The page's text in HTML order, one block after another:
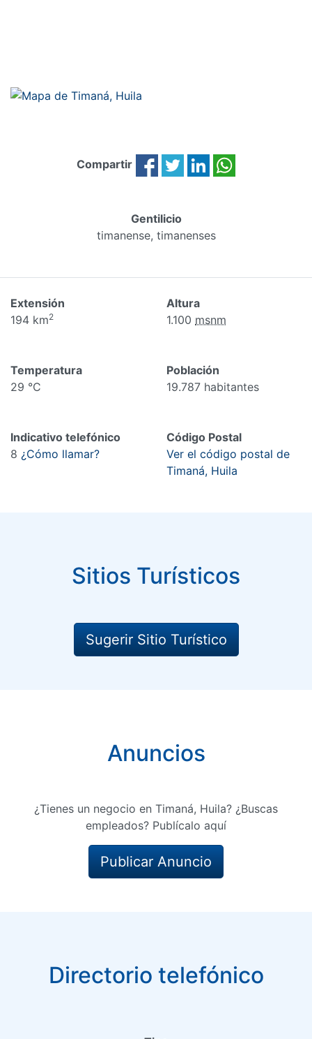
Compartir
Gentilicio
timanense, timanenses
Extensión
194 km2
Altura
1.100 msnm
Temperatura
29 °C
Población
19.787 habitantes
Indicativo telefónico
8 ¿Cómo llamar?
Código Postal
Ver el código postal de
Timaná, Huila
Sitios Turísticos
Sugerir Sitio Turístico
Anuncios
¿Tienes un negocio en Timaná, Huila? ¿Buscas
empleados? Publícalo aquí
Publicar Anuncio
Directorio telefónico